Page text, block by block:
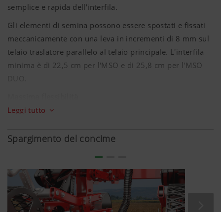
semplice e rapida dell'interfila.
Gli elementi di semina possono essere spostati e fissati
meccanicamente con una leva in incrementi di 8 mm sul
telaio traslatore parallelo al telaio principale. L'interfila
minima è di 22,5 cm per l'MSO e di 25,8 cm per l'MSO
Sollevando manualmente e bloccando i singoli elementi
Ad esempio, un MSO a 6 file con un'interfila di
può essere trasformato in una seminatrice a 4 file con
un'interfila di75 cm .
Leggi tutto
Spargimento del concime